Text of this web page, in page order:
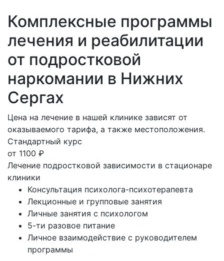
Комплексные программы
лечения и реабилитации
от подростковой
наркомании в Нижних
Сергах
Цена на лечение в нашей клинике зависят от
оказываемого тарифа, а также местоположения.
Стандартный курс
от 1100 ₽
Лечение подростковой зависимости в стационаре
клиники
Консультация психолога-психотерапевта
Лекционные и групповые занятия
Личные занятия с психологом
5-ти разовое питание
Личное взаимодействие с руководителем
программы